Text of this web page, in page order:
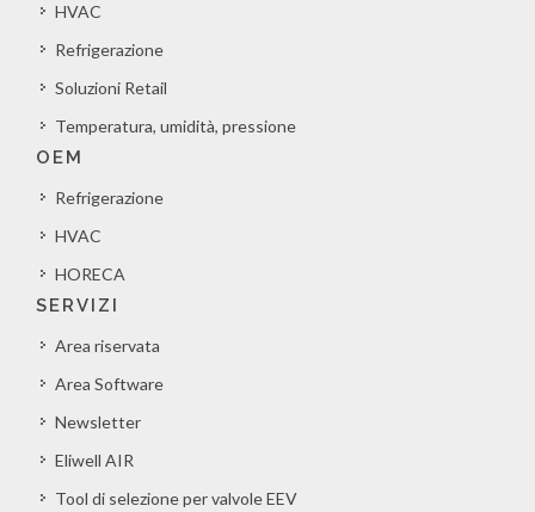
HVAC
Refrigerazione
Soluzioni Retail
Temperatura, umidità, pressione
OEM
Refrigerazione
HVAC
HORECA
SERVIZI
Area riservata
Area Software
Newsletter
Eliwell AIR
Tool di selezione per valvole EEV